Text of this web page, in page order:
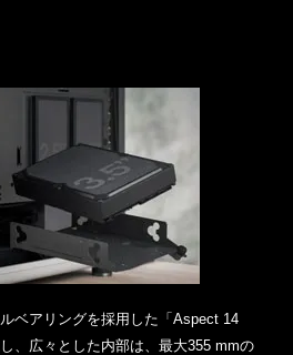
ベアリングを採用した「Aspect 14
、広々とした内部は、最大355 mmの